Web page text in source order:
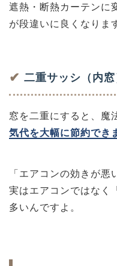
遮熱・断熱カーテンに
が段違いに良くなりま
✔ 二重サッシ（内
窓を二重にすると、魔
気代を大幅に節約でき
「エアコンの効きが
実はエアコンではなく
多いんですよ。